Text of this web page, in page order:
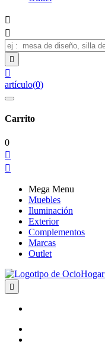




artículo(0)
Carrito
0


Mega Menu
Muebles
Iluminación
Exterior
Complementos
Marcas
Outlet
